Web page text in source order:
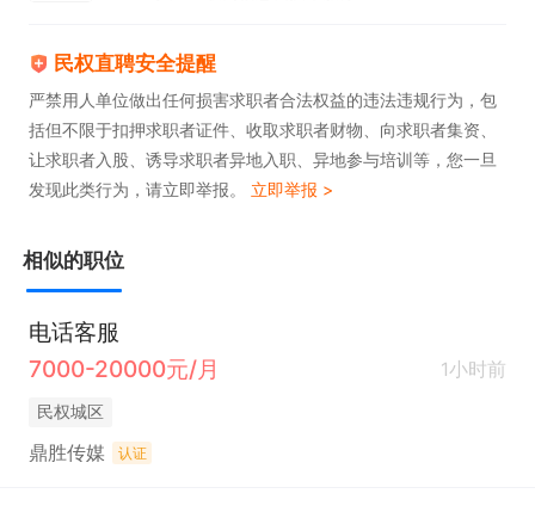
民权直聘安全提醒
严禁用人单位做出任何损害求职者合法权益的违法违规行为，包
括但不限于扣押求职者证件、收取求职者财物、向求职者集资、
让求职者入股、诱导求职者异地入职、异地参与培训等，您一旦
发现此类行为，请立即举报。 立即举报 >
相似的职位
电话客服
7000-20000元/月
1小时前
民权城区
鼎胜传媒 认证